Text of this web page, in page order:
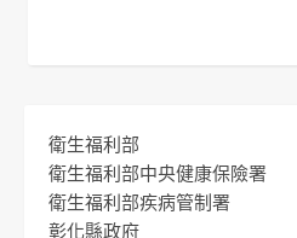
衛生福利部
衛生福利部中央健康保險署
衛生福利部疾病管制署
彰化縣政府